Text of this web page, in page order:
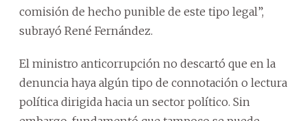
comisión de hecho punible de este tipo legal”,
subrayó René Fernández.
El ministro anticorrupción no descartó que en la
denuncia haya algún tipo de connotación o lectura
política dirigida hacia un sector político. Sin